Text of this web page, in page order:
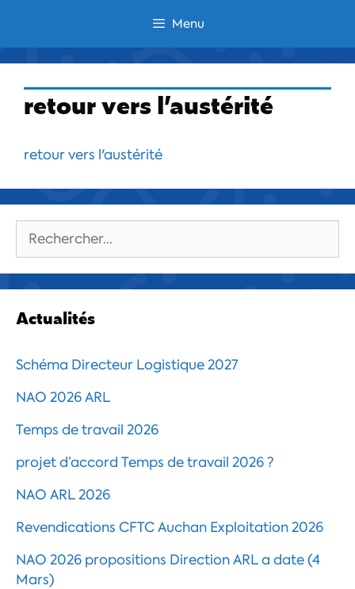
contenu
Menu
retour vers l’austérité
retour vers l'austérité
Rechercher :
Actualités
Schéma Directeur Logistique 2027
NAO 2026 ARL
Temps de travail 2026
projet d’accord Temps de travail 2026 ?
NAO ARL 2026
Revendications CFTC Auchan Exploitation 2026
NAO 2026 propositions Direction ARL a date (4
Mars)